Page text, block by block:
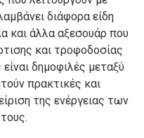
διάφορα είδη
και άλλα αξεσουάρ που
και τροφοδοσίας
δημοφιλές μεταξύ
πρακτικές και
της ενέργειας των